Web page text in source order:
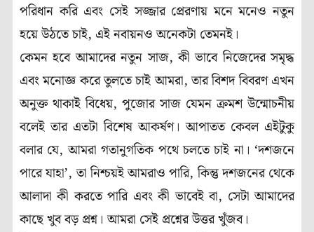
পরিধান করি এবং সেই সজ্জার প্রেরণায় মনে মনেও নতুন
হয়ে উঠতে চাই, এই নবায়নও অনেকটা তেমনই।
কেমন হবে আমাদের নতুন সাজ, কী ভাবে নিজেদের সমৃদ্ধ
এবং মনোজ্ঞ করে তুলতে চাই আমরা, তার বিশদ বিবরণ এখন
অনুক্ত থাকাই বিধেয়, পুজোর সাজ যেমন ক্রমশ উন্মোচনীয়
বলেই তার এতটা বিশেষ আকর্ষণ। আপাতত কেবল এইটুকু
বলার যে, আমরা গতানুগতিক পথে চলতে চাই না। ‘দশজনে
পারে যাহা’, তা নিশ্চয়ই আমরাও পারি, কিন্তু দশজনের থেকে
আলাদা কী করতে পারি এবং কী ভাবেই বা, সেটা আমাদের
কাছে খুব বড় প্রশ্ন। আমরা সেই প্রশ্নের উত্তর খুঁজব।